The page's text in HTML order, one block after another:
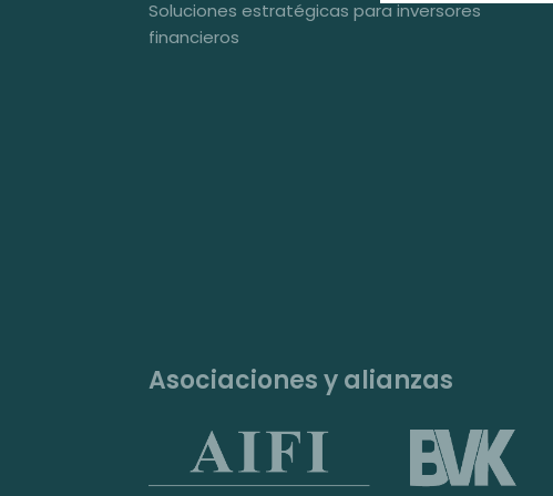
Soluciones estratégicas para inversores
financieros
Asociaciones y alianzas